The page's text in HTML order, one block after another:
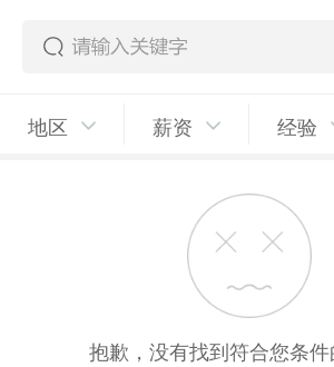
地区 薪资 经验
抱歉，没有找到符合您条件